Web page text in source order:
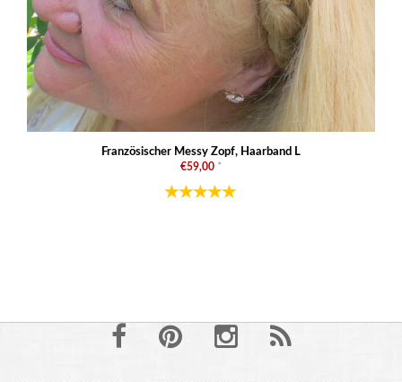
Französischer Messy Zopf, Haarband L
€59,00 *